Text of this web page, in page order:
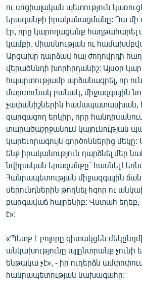
ՁԳՏԵԼՈՎ ԼԱՎԱԳՈՒՅՆԻՆ
ՓՈԴՔԱՍԹ
Հայերեն
English
Русский
ՀԵՏԵՎԵՔ ՄԵԶ
«Ազատության» բոլոր կայքերը
ու սոցիալական պետություն
երազանքի իրականացմանը: Դա
էր, որը կարողացանք հաղթահարել
կամքի, միասնության ու
Արցախը դարձավ հայ ժողովրդի
վերածննդի խորհրդանիշ: Այսօր
հպարտությամբ արձանագրել, որ
մարտունակ բանակ, միջազգային
չափանիշներին համապատասխան,
զարգացող երկիր, որը
տարածաշրջանում կայունության
կարեւորագույն գործոններից
ենք իրականություն դարձնել մեր
նվիրական երազանքը` հասնել
Հանրապետության միջազգային
սերունդներին թողնել հզոր ու
բարգավաճ հայրենիք: Վստահ
է»:
«Պետք է բոլորը գիտակցեն
անկախությունը այլընտրանք չունի
ենթակա չէ», - իր ուղերձն
հանրապետության նախագահը: